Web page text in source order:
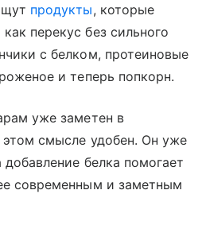
продукты, которые
перекус без сильного
с белком, протеиновые
и теперь попкорн.
уже заметен в
смысле удобен. Он уже
белка помогает
современным и заметным